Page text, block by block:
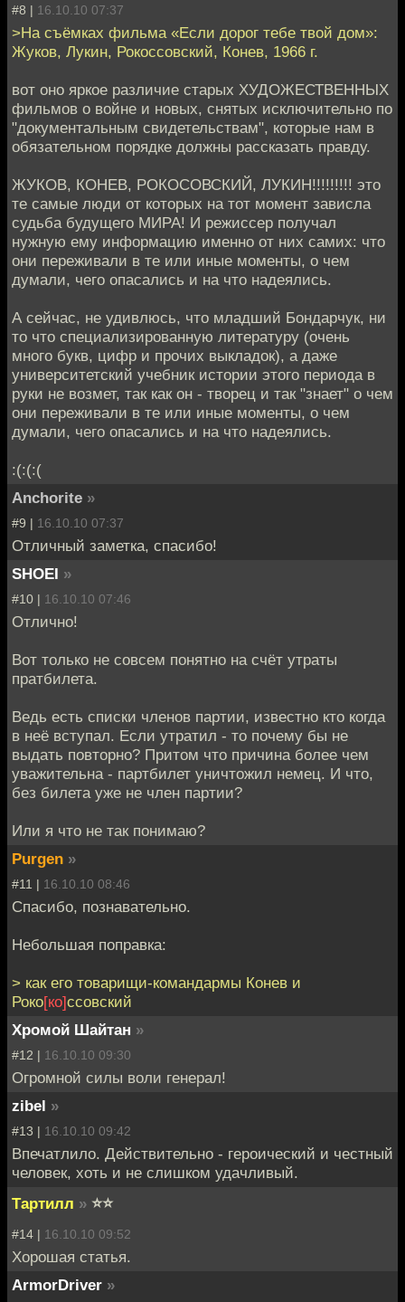
#8 | 16.10.10 07:37
>На съёмках фильма «Если дорог тебе твой дом»:
Жуков, Лукин, Рокоссовский, Конев, 1966 г.
вот оно яркое различие старых ХУДОЖЕСТВЕННЫХ
фильмов о войне и новых, снятых исключительно по
"документальным свидетельствам", которые нам в
обязательном порядке должны рассказать правду.
ЖУКОВ, КОНЕВ, РОКОСОВСКИЙ, ЛУКИН!!!!!!!!! это
те самые люди от которых на тот момент зависла
судьба будущего МИРА! И режиссер получал
нужную ему информацию именно от них самих: что
они переживали в те или иные моменты, о чем
думали, чего опасались и на что надеялись.
А сейчас, не удивлюсь, что младший Бондарчук, ни
то что специализированную литературу (очень
много букв, цифр и прочих выкладок), а даже
университетский учебник истории этого периода в
руки не возмет, так как он - творец и так "знает" о чем
они переживали в те или иные моменты, о чем
думали, чего опасались и на что надеялись.
:(:(:(
Anchorite »
#9 | 16.10.10 07:37
Отличный заметка, спасибо!
SHOEI »
#10 | 16.10.10 07:46
Отлично!
Вот только не совсем понятно на счёт утраты
пратбилета.
Ведь есть списки членов партии, известно кто когда
в неё вступал. Если утратил - то почему бы не
выдать повторно? Притом что причина более чем
уважительна - партбилет уничтожил немец. И что,
без билета уже не член партии?
Или я что не так понимаю?
Purgen »
#11 | 16.10.10 08:46
Спасибо, познавательно.
Небольшая поправка:
> как его товарищи-командармы Конев и
Роко[ко]ссовский
Хромой Шайтан »
#12 | 16.10.10 09:30
Огромной силы воли генерал!
zibel »
#13 | 16.10.10 09:42
Впечатлило. Действительно - героический и честный
человек, хоть и не слишком удачливый.
Тартилл » ⭐⭐
#14 | 16.10.10 09:52
Хорошая статья.
ArmorDriver »